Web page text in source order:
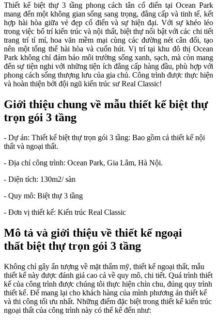
Thiết kế biệt thự 3 tầng phong cách tân cổ điển tại Ocean Park
mang đến một không gian sống sang trọng, đẳng cấp và tinh tế, kết
hợp hài hòa giữa vẻ đẹp cổ điển và sự hiện đại. Với sự khéo léo
trong việc bố trí kiến trúc và nội thất, biệt thự nổi bật với các chi tiết
trang trí tỉ mỉ, hoa văn mềm mại cùng các đường nét cân đối, tạo
nên một tổng thể hài hòa và cuốn hút. Vị trí tại khu đô thị Ocean
Park không chỉ đảm bảo môi trường sống xanh, sạch, mà còn mang
đến sự tiện nghi với những tiện ích đẳng cấp hàng đầu, phù hợp với
phong cách sống thượng lưu của gia chủ. Công trình được thực hiện
và hoàn thiện bởi đội ngũ kiến trúc sư Real Classic!
Giới thiệu chung về mẫu thiết kế biệt thự
trọn gói 3 tầng
- Dự án: Thiết kế biệt thự trọn gói 3 tầng: Bao gồm cả thiết kế nội
thất và ngoại thất.
- Địa chỉ công trình: Ocean Park, Gia Lâm, Hà Nội.
- Diện tích: 130m2/ sàn
- Quy mô: Biệt thự 3 tầng
- Đơn vị thiết kế: Kiến trúc Real Classic
Mô tả và giới thiệu về thiết kế ngoại
thất biệt thự trọn gói 3 tầng
Không chỉ gây ấn tượng về mặt thẩm mỹ, thiết kế ngoại thất, mẫu
thiết kế này được đánh giá cao cả về quy mô, chi tiết. Quá trình thiết
kế của công trình được chúng tôi thực hiện chỉn chu, đúng quy trình
thiết kế. Để mang lại cho khách hàng của mình phương án thiết kế
và thi công tối ưu nhất. Những điểm đặc biệt trong thiết kế kiến trúc
ngoại thất của công trình này có thể kể đến như: